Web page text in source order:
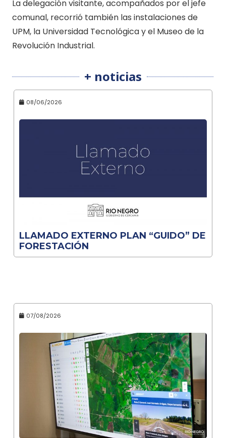
La delegación visitante, acompañados por el jefe
comunal, recorrió también las instalaciones de
UPM, la Universidad Tecnológica y el Museo de la
Revolución Industrial.
+ noticias
08/06/2026
LLAMADO EXTERNO PLAN “GUIDO” DE
FORESTACIÓN
07/08/2026